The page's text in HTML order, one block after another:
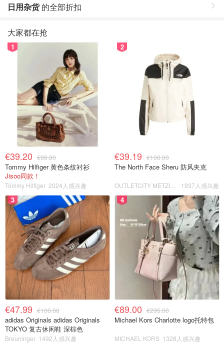
日用杂货的全部折扣
大家都在抢
1
€39.20 €99.90
Tommy Hilfiger 黄色条纹衬衫
Jisoo同款！
Tommy Hilfiger 2024人感兴趣
2
€39.19 €100.00
The North Face Sheru 防风夹克
1937人感兴趣
3
€47.99 €100.00
adidas Originals adidas Originals
TOKYO 复古休闲鞋 深棕色
Breuninger 1492人感兴趣
4
€89.00 €295.00
Michael Kors Charlotte logo托特包
MICHAEL KORS 1328人感兴趣